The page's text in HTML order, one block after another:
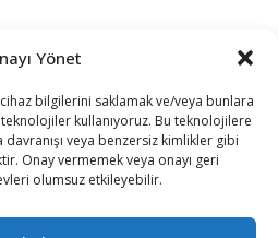
Yönet
bilgilerini saklamak ve/veya bunlara
kullanıyoruz. Bu teknolojilere
veya benzersiz kimlikler gibi
Onay vermemek veya onayı geri
olumsuz etkileyebilir.
Güvenlik
SavunmaTR
Hakkımızda
Kariyer
Gizlilik Politikası
Künye